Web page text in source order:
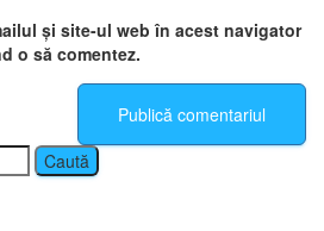
și site-ul web în acest navigator
o să comentez.